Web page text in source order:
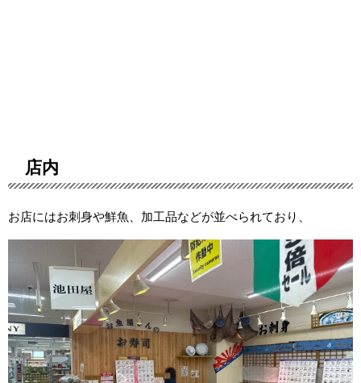
店内
お店にはお刺身や鮮魚、加工品などが並べられており、